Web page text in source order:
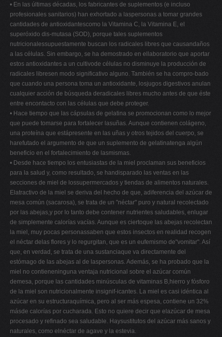
• En las últimas décadas, los fabricantes de suplementos (e incluso
profesionales sanitarios) han exhortado a laspersonas a tomar grandes
cantidades de antioxidantescomo la Vitamina C, la Vitamina E, el
superóxido dis-mutasa (SOD), porque tales suplementos
nutricionalessupuestamente buscan los radicales libres que causandaños
a las células. Sin embargo, se ha demostrado en ellaboratorio que aportar
estos antioxidantes a un cultivode células no disminuye la producción de
radicales libresen modo significativo alguno. También se ha compro-bado
que cuando una persona toma un antioxidante, losjugos digestivos anulan
cualquier acción de búsqueda deradicales libres mucho antes de que éste
entre encontacto con las células que debe proteger.
• Hace tiempo que las cápsulas de gelatina se promocionan como lo mejor
que puede tomarse para fortalecer lasuñas. Aunque contienen colágeno,
una proteína que estápresente en las uñas y otros tejidos del cuerpo, se
harefutado el argumento de que un suplemento de gelatinatenga algún
beneficio en el fortalecimiento de lasmismas.
• Desde hace tiempo los entusiastas de la miel proclaman sus beneficios
para la salud y, como resultado, se handisparado las ventas en las
secciones de miel de lossupermercados y tiendas de alimentos naturales.
Elatractivo de la miel se deriva del hecho de que, adiferencia del azúcar de
mesa común (sacarosa), se trata de un "néctar" puro y natural recolectado
por las abejas,y por lo tanto debe contener nutrientes saludables, enlugar
de simplemente calorías vacías. Aunque es ciertoque las abejas recolectan
la miel, muy pocas personassaben que estos insectos en realidad recogen
el néctar delas flores y lo regurgitan, que es un eufemismo de"vomitar". Así
que, en verdad, se trata de una sustanciaque va directamente del
estómago de las abejas al de laspersonas. Además, se ha probado que la
miel no contieneninguna ventaja nutricional sobre el azúcar común
demesa, porque las cantidades minúsculas de vitaminas B,hierro y fósforo
de la miel son nutricionalmente insignif-icantes. La miel es casi idéntica al
azúcar en su estructuraquímica, pero al ser más espesa, contiene un 32%
másde calorías por cucharada. Esto no quiere decir que elazúcar de mesa
procesado y refinado sea saludable. Haysustitutos del azúcar más sanos y
naturales, como elnéctar de agave y la estevia.